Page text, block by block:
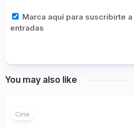
Marca aquí para suscribirte
entradas
You may also like
Cine